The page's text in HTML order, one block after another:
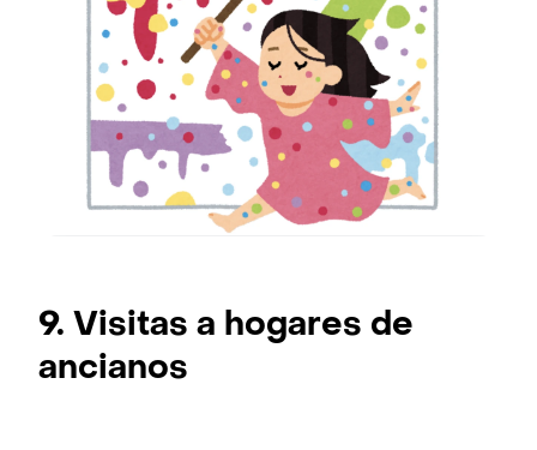
9. Visitas a hogares de
ancianos